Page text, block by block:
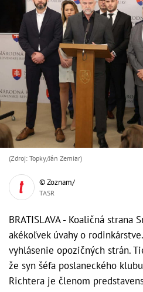
(Zdroj: Topky/Ján Zemiar)
© Zoznam/
TASR
BRATISLAVA - Koaličná strana
akékoľvek úvahy o
vyhlásenie opozičných strán.
že syn šéfa poslaneckého
Richtera je členom